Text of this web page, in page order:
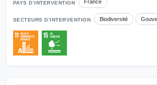
PAYS D’INTERVENTION France
SECTEURS D’INTERVENTION Biodiversité